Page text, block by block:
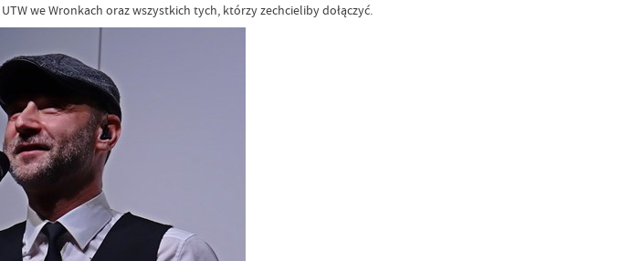
we Wronkach oraz wszystkich tych, którzy zechcieliby dołączyć.